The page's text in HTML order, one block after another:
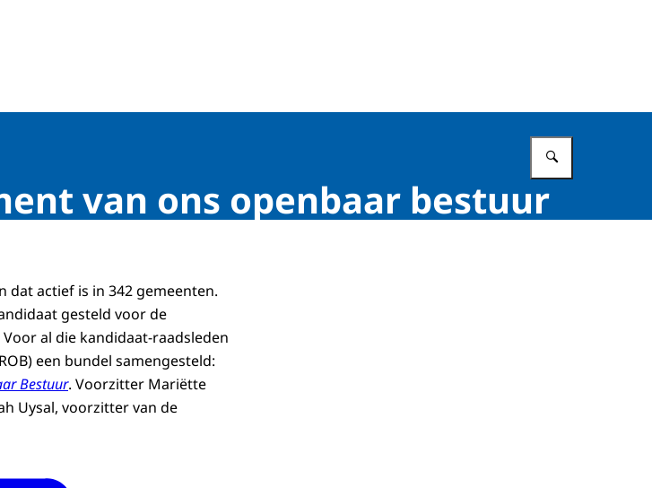
van ons openbaar bestuur
dat actief is in 342 gemeenten.
gesteld voor de
al die kandidaat-raadsleden
een bundel samengesteld:
Bestuur. Voorzitter Mariëtte
Uysal, voorzitter van de